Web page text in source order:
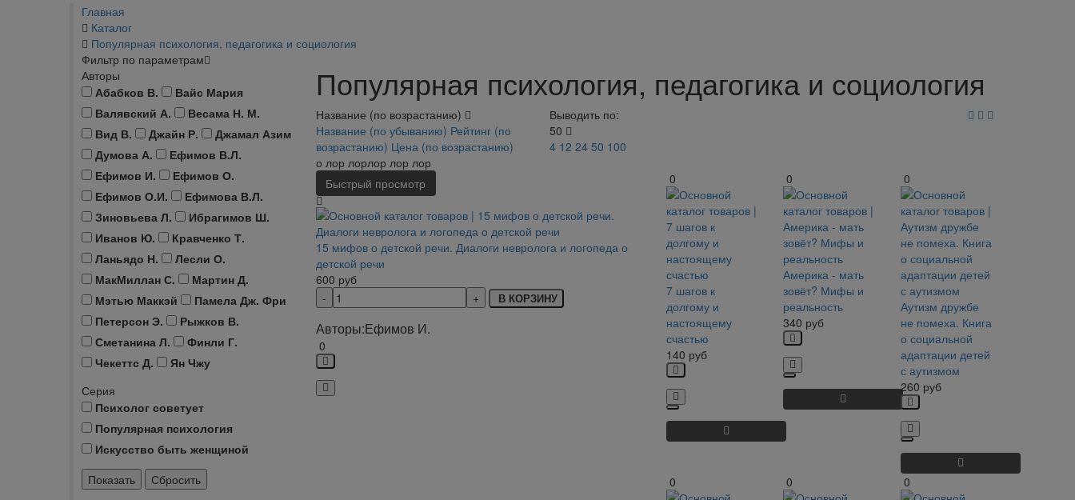
Главная
Каталог
Популярная психология, педагогика и социология
Фильтр по параметрам
Авторы
Абабков В.
Вайс Мария
Валявский А.
Весама Н. М.
Вид В.
Джайн Р.
Джамал Азим
Думова А.
Ефимов В.Л.
Ефимов И.
Ефимов О.
Ефимов О.И.
Ефимова В.Л.
Зиновьева Л.
Ибрагимов Ш.
Иванов Ю.
Кравченко Т.
Ланьядо Н.
Лесли О.
МакМиллан С.
Мартин Д.
Мэтью Маккэй
Памела Дж. Фри
Петерсон Э.
Рыжков В.
Сметанина Л.
Финли Г.
Чекеттс Д.
Ян Чжу
Серия
Психолог советует
Популярная психология
Искусство быть женщиной
Популярная психология, педагогика и социология
Название (по возрастанию)
Название (по убыванию) Рейтинг (по
возрастанию) Цена (по возрастанию)
Выводить по:
50
4 12 24 50 100
о лор лорлор лор лор
Быстрый просмотр
15 мифов о детской речи. Диалоги невролога и логопеда о
детской речи
600 руб
В КОРЗИНУ
Авторы:Ефимов И.
0
0
7 шагов к
долгому и
настоящему
счастью
140 руб
0
Америка - мать
зовёт? Мифы и
реальность
340 руб
0
Аутизм дружбе
не помеха. Книга
о социальной
адаптации детей
с аутизмом
260 руб
0 0 0